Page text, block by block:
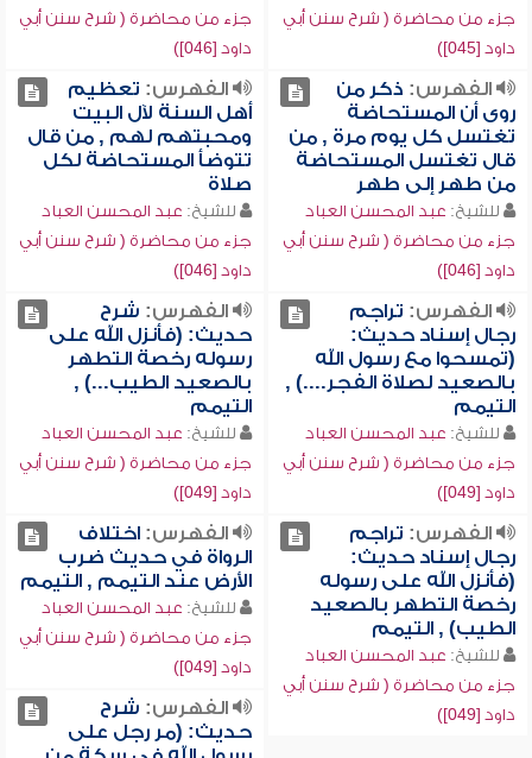
جزء من محاضرة ( شرح سنن أبي
داود [045])
جزء من محاضرة ( شرح سنن أبي
داود [046])
الفهرس: ذكر من
روى أن المستحاضة
تغتسل كل يوم مرة , من
قال تغتسل المستحاضة
من طهر إلى طهر
للشيخ: عبد المحسن العباد
جزء من محاضرة ( شرح سنن أبي
داود [046])
الفهرس: تعظيم
أهل السنة لآل البيت
ومحبتهم لهم , من قال
تتوضأ المستحاضة لكل
صلاة
للشيخ: عبد المحسن العباد
جزء من محاضرة ( شرح سنن أبي
داود [046])
الفهرس: تراجم
رجال إسناد حديث:
(تمسحوا مع رسول الله
بالصعيد لصلاة الفجر....) ,
التيمم
للشيخ: عبد المحسن العباد
جزء من محاضرة ( شرح سنن أبي
داود [049])
الفهرس: شرح
حديث: (فأنزل الله على
رسوله رخصة التطهر
بالصعيد الطيب...) ,
التيمم
للشيخ: عبد المحسن العباد
جزء من محاضرة ( شرح سنن أبي
داود [049])
الفهرس: تراجم
رجال إسناد حديث:
(فأنزل الله على رسوله
رخصة التطهر بالصعيد
الطيب) , التيمم
للشيخ: عبد المحسن العباد
جزء من محاضرة ( شرح سنن أبي
داود [049])
الفهرس:اختلاف
الرواة في حديث ضرب
الأرض عند التيمم , التيمم
للشيخ: عبد المحسن العباد
جزء من محاضرة ( شرح سنن أبي
داود [049])
الفهرس: شرح
حديث: (مر رجل على